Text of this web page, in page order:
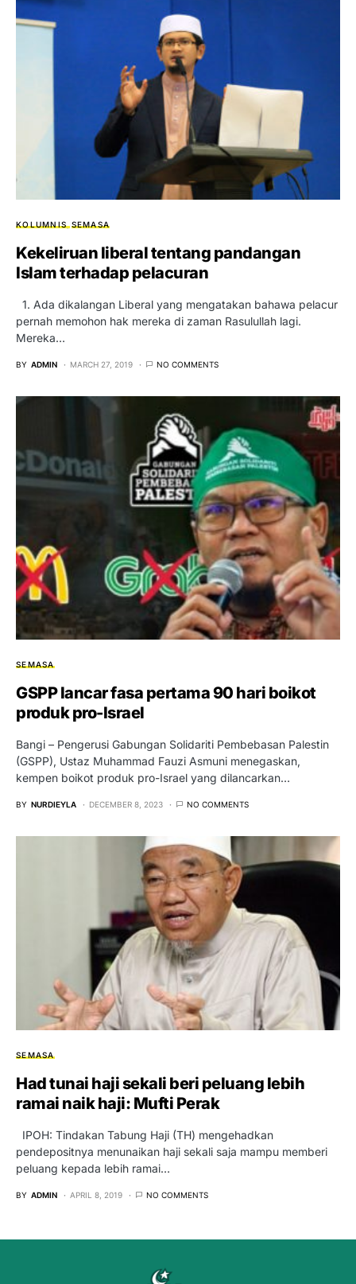
KOLUMNIS SEMASA
Kekeliruan liberal tentang pandangan
Islam terhadap pelacuran
1. Ada dikalangan Liberal yang mengatakan bahawa pelacur
pernah memohon hak mereka di zaman Rasulullah lagi.
Mereka…
BY ADMIN MARCH 27, 2019 NO COMMENTS
SEMASA
GSPP lancar fasa pertama 90 hari boikot
produk pro-Israel
Bangi – Pengerusi Gabungan Solidariti Pembebasan Palestin
(GSPP), Ustaz Muhammad Fauzi Asmuni menegaskan,
kempen boikot produk pro-Israel yang dilancarkan…
BY NURDIEYLA DECEMBER 8, 2023 NO COMMENTS
SEMASA
Had tunai haji sekali beri peluang lebih
ramai naik haji: Mufti Perak
IPOH: Tindakan Tabung Haji (TH) mengehadkan
pendepositnya menunaikan haji sekali saja mampu memberi
peluang kepada lebih ramai…
BY ADMIN APRIL 8, 2019 NO COMMENTS